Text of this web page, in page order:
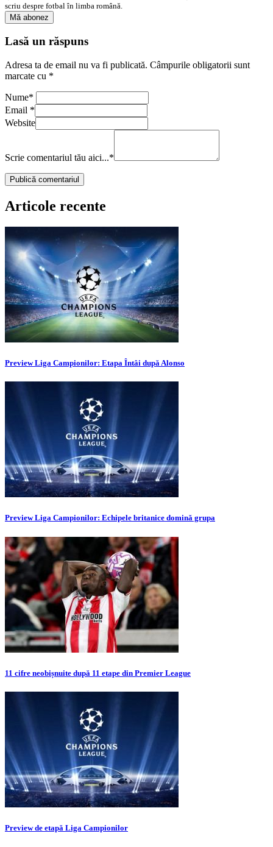
scriu despre fotbal în limba română.
Lasă un răspuns
Adresa ta de email nu va fi publicată. Câmpurile obligatorii sunt
marcate cu *
Nume*
Email *
Website
Scrie comentariul tău aici...*
Articole recente
Preview Liga Campionilor: Etapa Întâi după Alonso
Preview Liga Campionilor: Echipele britanice domină grupa
11 cifre neobișnuite după 11 etape din Premier League
Preview de etapă Liga Campionilor